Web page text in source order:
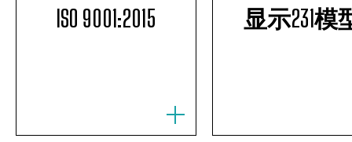
ISO 9001:2015 显示231模